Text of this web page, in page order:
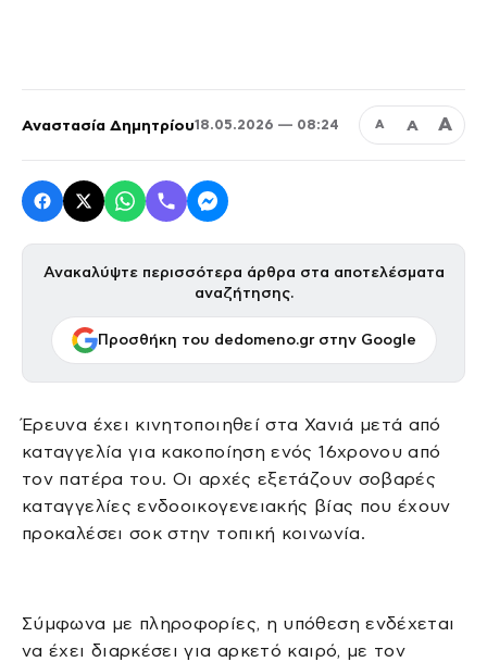
Αναστασία Δημητρίου18.05.2026 — 08:24 Α Α Α
Ανακαλύψτε περισσότερα άρθρα στα αποτελέσματα
αναζήτησης.
Προσθήκη του dedomeno.gr στην Google
Έρευνα έχει κινητοποιηθεί στα Χανιά μετά από
καταγγελία για κακοποίηση ενός 16χρονου από
τον πατέρα του. Οι αρχές εξετάζουν σοβαρές
καταγγελίες ενδοοικογενειακής βίας που έχουν
προκαλέσει σοκ στην τοπική κοινωνία.
Σύμφωνα με πληροφορίες, η υπόθεση ενδέχεται
να έχει διαρκέσει για αρκετό καιρό, με τον